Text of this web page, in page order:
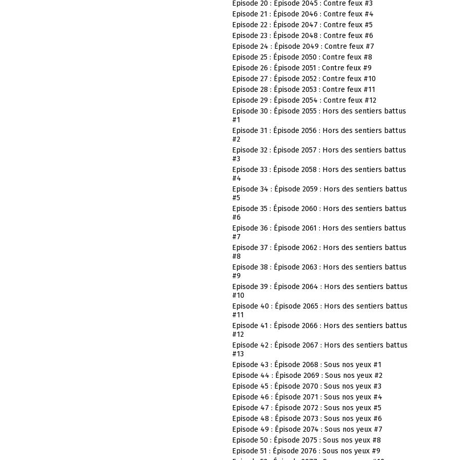
Episode 20 : Épisode 2045 : Contre feux #3
Episode 21 : Épisode 2046 : Contre feux #4
Episode 22 : Épisode 2047 : Contre feux #5
Episode 23 : Épisode 2048 : Contre feux #6
Episode 24 : Épisode 2049 : Contre feux #7
Episode 25 : Épisode 2050 : Contre feux #8
Episode 26 : Épisode 2051 : Contre feux #9
Episode 27 : Épisode 2052 : Contre feux #10
Episode 28 : Épisode 2053 : Contre feux #11
Episode 29 : Épisode 2054 : Contre feux #12
Episode 30 : Épisode 2055 : Hors des sentiers battus
#1
Episode 31 : Épisode 2056 : Hors des sentiers battus
#2
Episode 32 : Épisode 2057 : Hors des sentiers battus
#3
Episode 33 : Épisode 2058 : Hors des sentiers battus
#4
Episode 34 : Épisode 2059 : Hors des sentiers battus
#5
Episode 35 : Épisode 2060 : Hors des sentiers battus
#6
Episode 36 : Épisode 2061 : Hors des sentiers battus
#7
Episode 37 : Épisode 2062 : Hors des sentiers battus
#8
Episode 38 : Épisode 2063 : Hors des sentiers battus
#9
Episode 39 : Épisode 2064 : Hors des sentiers battus
#10
Episode 40 : Épisode 2065 : Hors des sentiers battus
#11
Episode 41 : Épisode 2066 : Hors des sentiers battus
#12
Episode 42 : Épisode 2067 : Hors des sentiers battus
#13
Episode 43 : Épisode 2068 : Sous nos yeux #1
Episode 44 : Épisode 2069 : Sous nos yeux #2
Episode 45 : Épisode 2070 : Sous nos yeux #3
Episode 46 : Épisode 2071 : Sous nos yeux #4
Episode 47 : Épisode 2072 : Sous nos yeux #5
Episode 48 : Épisode 2073 : Sous nos yeux #6
Episode 49 : Épisode 2074 : Sous nos yeux #7
Episode 50 : Épisode 2075 : Sous nos yeux #8
Episode 51 : Épisode 2076 : Sous nos yeux #9